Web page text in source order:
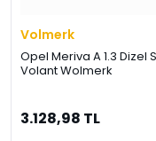
Volmerk
Opel Meriva A 1.3 Dizel
Volant Wolmerk
3.128,98 TL